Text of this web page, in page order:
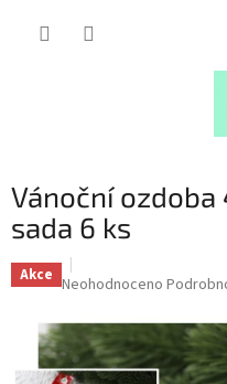
Vánoční ozdoba
sada 6 ks
Akce Průměrné
produktu
0,0
Neohodnoceno